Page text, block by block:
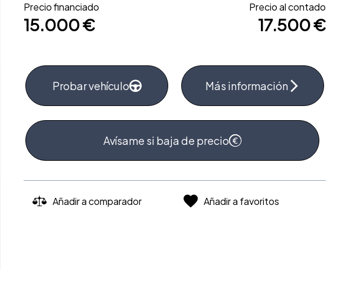
Precio financiado
15.000 €
Precio al contado
17.500 €
Probar vehículo Más información
Avísame si baja de precio
Añadir a comparador Añadir a favoritos